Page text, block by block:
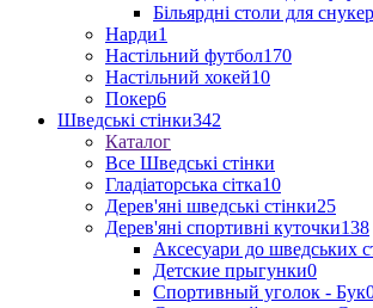
Більярдні столи для
Нарди1
Настільний футбол170
Настільний хокей10
Покер6
Шведські стінки342
Каталог
Все Шведські стінки
Гладіаторська сітка10
Дерев'яні шведські стінки25
Дерев'яні спортивні куточки138
Аксесуари до шведських
Детские прыгунки0
Спортивный уголок - Бук